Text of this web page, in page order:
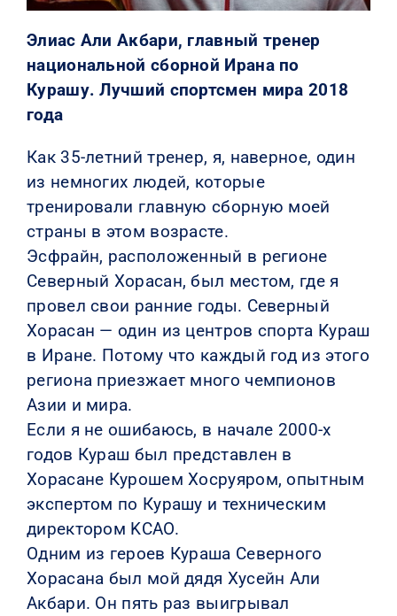
Элиас Али Акбари, главный тренер
национальной сборной Ирана по
Курашу. Лучший спортсмен мира 2018
года
Как 35-летний тренер, я, наверное, один
из немногих людей, которые
тренировали главную сборную моей
страны в этом возрасте.
Эсфрайн, расположенный в регионе
Северный Хорасан, был местом, где я
провел свои ранние годы. Северный
Хорасан — один из центров спорта Кураш
в Иране. Потому что каждый год из этого
региона приезжает много чемпионов
Азии и мира.
Если я не ошибаюсь, в начале 2000-х
годов Кураш был представлен в
Хорасане Курошем Хосруяром, опытным
экспертом по Курашу и техническим
директором KCAO.
Одним из героев Кураша Северного
Хорасана был мой дядя Хусейн Али
Акбари. Он пять раз выигрывал